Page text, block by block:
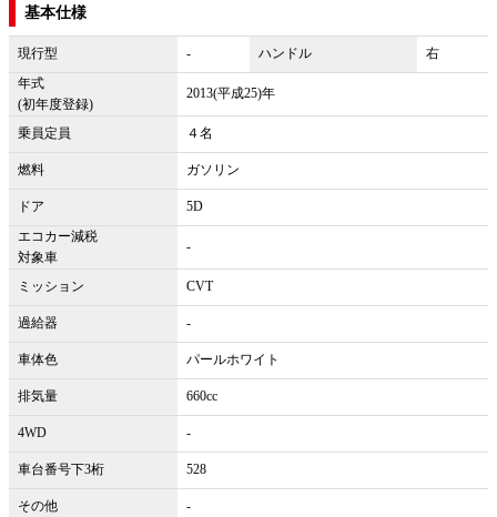
基本仕様
現行型 - ハンドル
右
年式
(初年度登録)
2013(平成25)年
乗員定員 ４名
燃料 ガソリン
ドア
5D
エコカー減税
対象車
-
ミッション CVT
過給器 -
車体色 パールホワイト
排気量 660cc
4WD -
車台番号下3桁 528
その他 -